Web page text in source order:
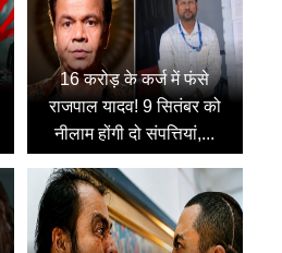
16 करोड़ के कर्ज में फंसे
राजपाल यादव! 9 सितंबर को
नीलाम होंगी दो संपत्तियां,...